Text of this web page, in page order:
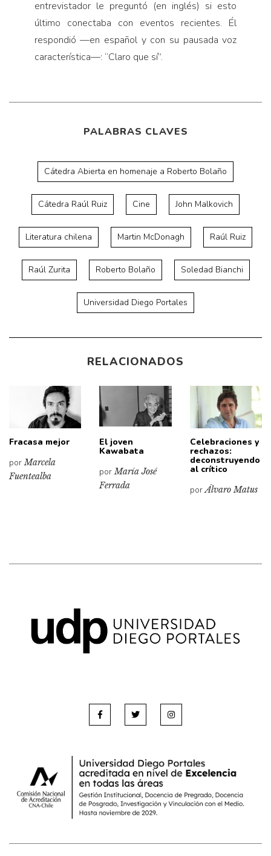
entrevistador le preguntó (en inglés) si esto
último conectaba con eventos recientes. Él
respondió —en español y con su pausada voz
característica—: “Claro que sí”.
PALABRAS CLAVES
Cátedra Abierta en homenaje a Roberto Bolaño
Cátedra Raúl Ruiz Cine John Malkovich
Literatura chilena Martin McDonagh Raúl Ruiz
Raúl Zurita Roberto Bolaño Soledad Bianchi
Universidad Diego Portales
RELACIONADOS
Fracasa mejor
porMarcela
Fuentealba
El joven
Kawabata
porMaría José
Ferrada
Celebraciones y
rechazos:
deconstruyendo
al crítico
porÁlvaro Matus